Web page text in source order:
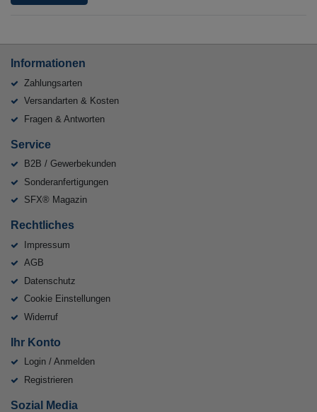
Informationen
Zahlungsarten
Versandarten & Kosten
Fragen & Antworten
Service
B2B / Gewerbekunden
Sonderanfertigungen
SFX® Magazin
Rechtliches
Impressum
AGB
Datenschutz
Cookie Einstellungen
Widerruf
Ihr Konto
Login / Anmelden
Registrieren
Sozial Media